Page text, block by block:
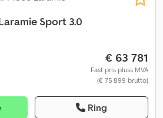
Sport 3.0
€ 63 781
Fast pris pluss MVA
(€ 75 899 brutto)
Ring